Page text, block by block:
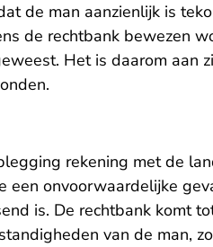
de man aanzienlijk is
de rechtbank bewezen
Het is daarom aan
rekening met de
een onvoorwaardelijke
is. De rechtbank komt
van de man,